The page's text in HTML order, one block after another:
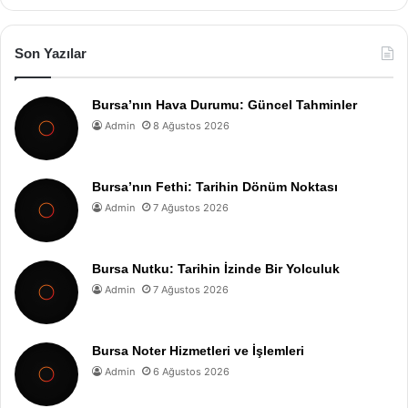
Son Yazılar
Bursa’nın Hava Durumu: Güncel Tahminler
Admin 8 Ağustos 2026
Bursa’nın Fethi: Tarihin Dönüm Noktası
Admin 7 Ağustos 2026
Bursa Nutku: Tarihin İzinde Bir Yolculuk
Admin 7 Ağustos 2026
Bursa Noter Hizmetleri ve İşlemleri
Admin 6 Ağustos 2026